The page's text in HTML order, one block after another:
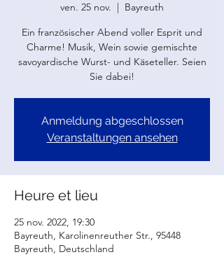
ven. 25 nov.
  |
Bayreuth
Ein französischer Abend voller Esprit und
Charme! Musik, Wein sowie gemischte
savoyardische Wurst- und Käseteller. Seien
Sie dabei!
Anmeldung abgeschlossen
Veranstaltungen ansehen
Heure et lieu
25 nov. 2022, 19:30
Bayreuth, Karolinenreuther Str., 95448
Bayreuth, Deutschland